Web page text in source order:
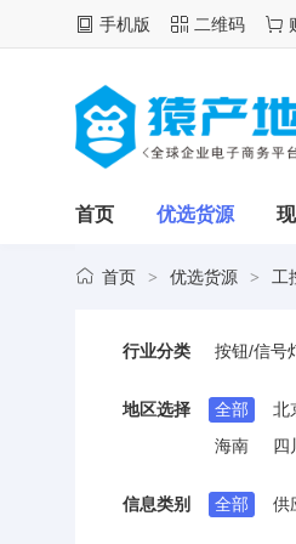
手机版 二维码
首页 优选货源
首页 > 优选货源 > 工
行业分类 按钮/信号
可编程控
电源连接器
地区选择 全部 北
海南
四
信息类别 全部 供